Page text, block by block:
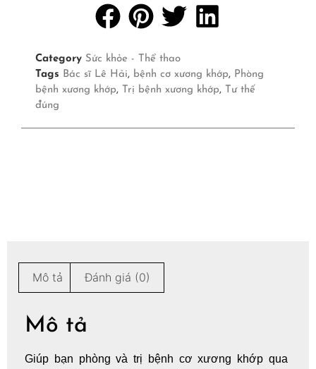
Category Sức khỏe - Thể thao
Tags Bác sĩ Lê Hải, bệnh cơ xương khớp, Phòng
bệnh xương khớp, Trị bệnh xương khớp, Tư thế
đúng
Mô tả Đánh giá (0)
Mô tả
Giúp bạn phòng và trị bệnh cơ xương khớp qua